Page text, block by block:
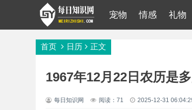
宠物 情感 礼物
首页 日历 正文
1967年12月22日农历是
每日知识网 阅读：71 2025-12-31